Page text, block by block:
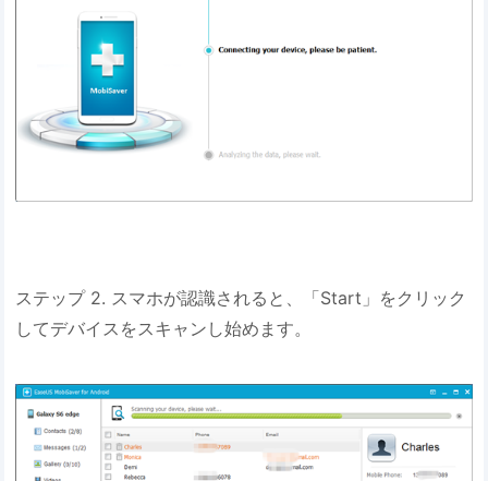
ステップ 2. スマホが認識されると、「Start」をクリック
してデバイスをスキャンし始めます。